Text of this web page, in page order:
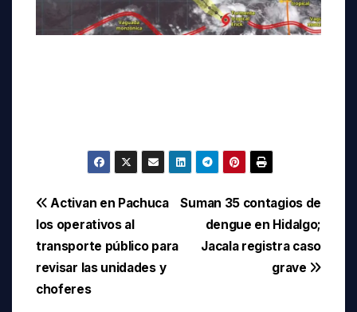
Navegación
de
entradas
Suman 35 contagios de
dengue en Hidalgo;
Jacala registra caso
grave
Activan en Pachuca
los operativos al
transporte público para
revisar las unidades y
choferes